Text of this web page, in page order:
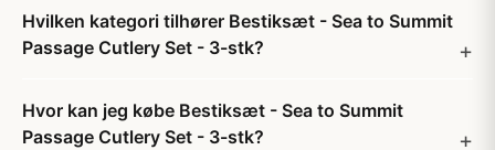
Hvilken kategori tilhører Bestiksæt - Sea to Summit
Passage Cutlery Set - 3-stk?
Hvor kan jeg købe Bestiksæt - Sea to Summit
Passage Cutlery Set - 3-stk?